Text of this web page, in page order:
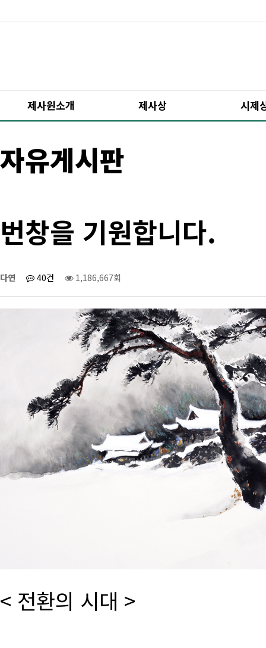
제사원소개 제사상 시제
자유게시판
번창을 기원합니다.
다연 40건 1,186,667회
< 전환의 시대 >